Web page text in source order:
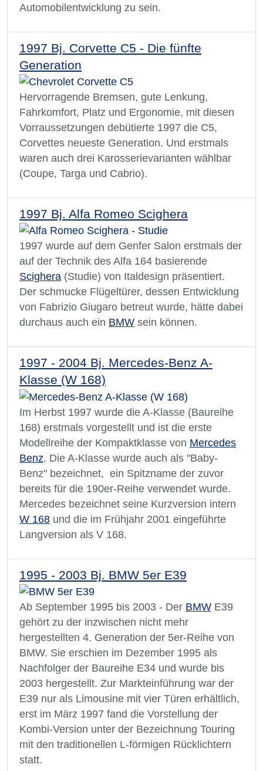
Automobilentwicklung zu sein.
1997 Bj. Corvette C5 - Die fünfte
Generation
Hervorragende Bremsen, gute Lenkung,
Fahrkomfort, Platz und Ergonomie, mit diesen
Vorraussetzungen debütierte 1997 die C5,
Corvettes neueste Generation. Und erstmals
waren auch drei Karosserievarianten wählbar
(Coupe, Targa und Cabrio).
1997 Bj. Alfa Romeo Scighera
1997 wurde auf dem Genfer Salon erstmals der
auf der Technik des Alfa 164 basierende
Scighera (Studie) von Italdesign präsentiert.
Der schmucke Flügeltürer, dessen Entwicklung
von Fabrizio Giugaro betreut wurde, hätte dabei
durchaus auch ein BMW sein können.
1997 - 2004 Bj. Mercedes-Benz A-
Klasse (W 168)
Im Herbst 1997 wurde die A-Klasse (Baureihe
168) erstmals vorgestellt und ist die erste
Modellreihe der Kompaktklasse von Mercedes
Benz. Die A-Klasse wurde auch als "Baby-
Benz" bezeichnet, ein Spitzname der zuvor
bereits für die 190er-Reihe verwendet wurde.
Mercedes bezeichnet seine Kurzversion intern
W 168 und die im Frühjahr 2001 eingeführte
Langversion als V 168.
1995 - 2003 Bj. BMW 5er E39
Ab September 1995 bis 2003 - Der BMW E39
gehört zu der inzwischen nicht mehr
hergestellten 4. Generation der 5er-Reihe von
BMW. Sie erschien im Dezember 1995 als
Nachfolger der Baureihe E34 und wurde bis
2003 hergestellt. Zur Markteinführung war der
E39 nur als Limousine mit vier Türen erhältlich,
erst im März 1997 fand die Vorstellung der
Kombi-Version unter der Bezeichnung Touring
mit den traditionellen L-förmigen Rücklichtern
statt.